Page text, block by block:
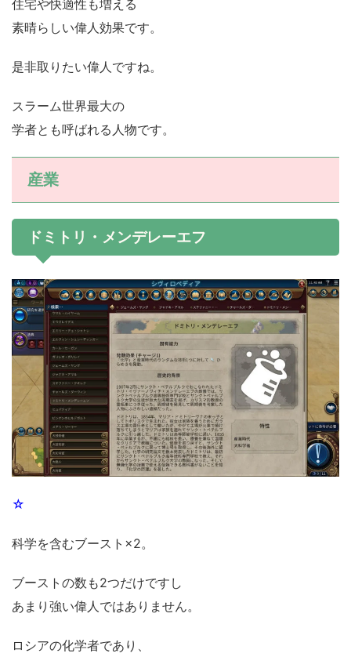
住宅や快適性も増える
素晴らしい偉人効果です。
是非取りたい偉人ですね。
スラーム世界最大の
学者とも呼ばれる人物です。
産業
ドミトリ・メンデレーエフ
☆
科学を含むブースト×2。
ブーストの数も2つだけですし
あまり強い偉人ではありません。
ロシアの化学者であり、